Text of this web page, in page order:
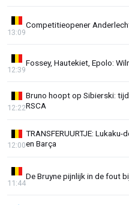
Competitieopener
13:09
Fossey, Hautekiet, Epolo:
12:39
Bruno hoopt op Sibierski:
RSCA
12:22
TRANSFERUURTJE:
en Barça
12:00
De Bruyne pijnlijk in de fout
11:44